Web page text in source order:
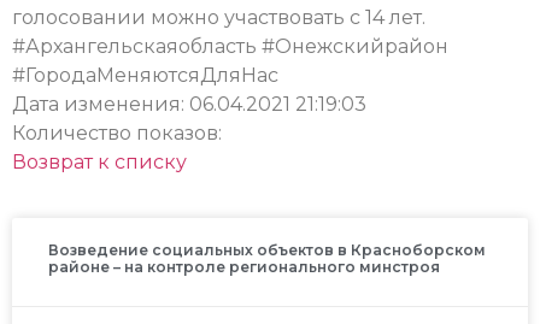
голосовании можно участвовать с 14 лет.
#Архангельскаяобласть #Онежскийрайон
#ГородаМеняютсяДляНас
Дата изменения: 06.04.2021 21:19:03
Количество показов:
Возврат к списку
Возведение социальных объектов в Красноборском
районе – на контроле регионального минстроя